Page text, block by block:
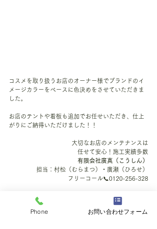
コスメを取り扱うお店のオーナー様でブランドのイ
メージカラーをベースに色決めをさせていただきま
した。
お店のテントや看板も追加でお任せいただき、仕上
がりにご納得いただけました！！
大切なお店のメンテナンスは
任せて安心！施工実績多数
有限会社廣真（こうしん）
担当：村松（むらまつ）・廣瀬（ひろせ）
フリーコール📞0120-256-328
Phone お問い合わせフォーム